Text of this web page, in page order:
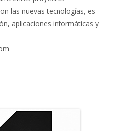
las nuevas tecnologías, es
aplicaciones informáticas y